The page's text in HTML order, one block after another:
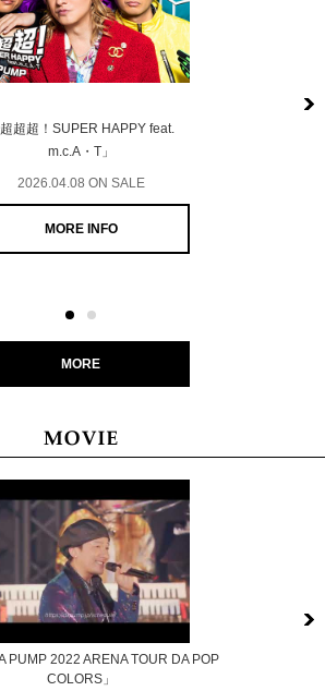
超超超！SUPER HAPPY feat.
m.c.A・T」
2026.04.08 ON SALE
MORE INFO
MORE
PUMP 2022 ARENA TOUR DA POP
COLORS」